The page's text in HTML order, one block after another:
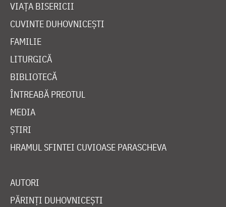
VIAȚA BISERICII
CUVINTE DUHOVNICEȘTI
FAMILIE
LITURGICĂ
BIBLIOTECĂ
ÎNTREABĂ PREOTUL
MEDIA
ȘTIRI
HRAMUL SFINTEI CUVIOASE PARASCHEVA
AUTORI
PĂRINȚI DUHOVNICEȘTI